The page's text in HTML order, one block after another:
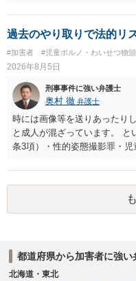
過去のやり取りで法的リ
#加害者 #児童ポルノ・わいせつ物
2026年8月5日
刑事事件に強い弁護士
奥村 徹 弁護士
時には画像等を送りあったり
と成人が混ざっています。 と
条3項）・性的姿態撮影罪・
で、警察にバレれば、それな
都道府県から加害者に強い
北海道・東北